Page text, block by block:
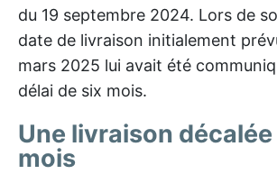
du 19 septembre 2024. Lors de
date de livraison initialement
mars 2025 lui avait été
délai de six mois.
Une livraison décalée
mois